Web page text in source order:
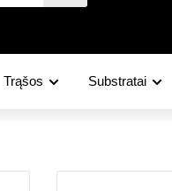
Trąšos Substratai